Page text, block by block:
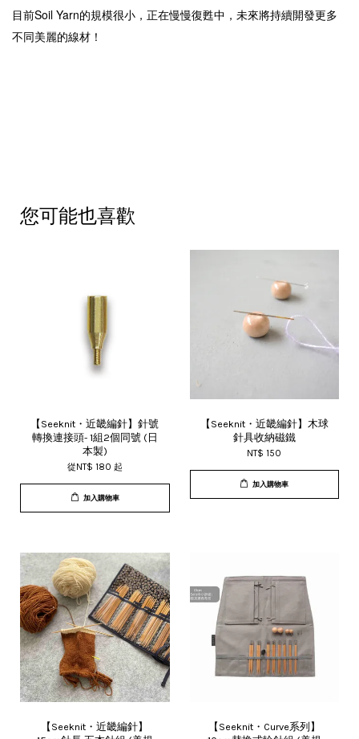
目前Soil Yarn的規模很小，正在慢慢復甦中，未來將持續開發更多
不同美麗的線材！
您可能也喜歡
【Seeknit・近畿編針】針號
轉換連接頭- 1組2個同號 (日
本製)
從NT$ 180 起
加入購物車
【Seeknit・近畿編針】木球
針具收納磁鐵
NT$ 150
加入購物車
【Seeknit・近畿編針】
【Seeknit・Curve系列】